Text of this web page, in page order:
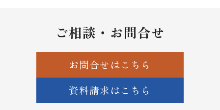
ご相談・お問合せ
お問合せはこちら
資料請求はこちら